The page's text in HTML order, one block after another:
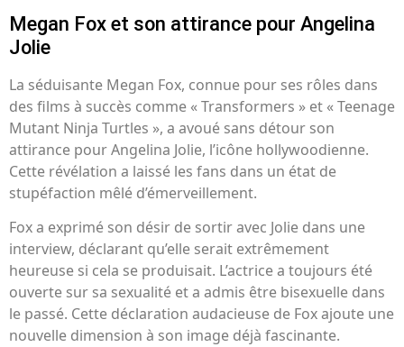
Megan Fox et son attirance pour Angelina
Jolie
La séduisante Megan Fox, connue pour ses rôles dans
des films à succès comme « Transformers » et « Teenage
Mutant Ninja Turtles », a avoué sans détour son
attirance pour Angelina Jolie, l’icône hollywoodienne.
Cette révélation a laissé les fans dans un état de
stupéfaction mêlé d’émerveillement.
Fox a exprimé son désir de sortir avec Jolie dans une
interview, déclarant qu’elle serait extrêmement
heureuse si cela se produisait. L’actrice a toujours été
ouverte sur sa sexualité et a admis être bisexuelle dans
le passé. Cette déclaration audacieuse de Fox ajoute une
nouvelle dimension à son image déjà fascinante.